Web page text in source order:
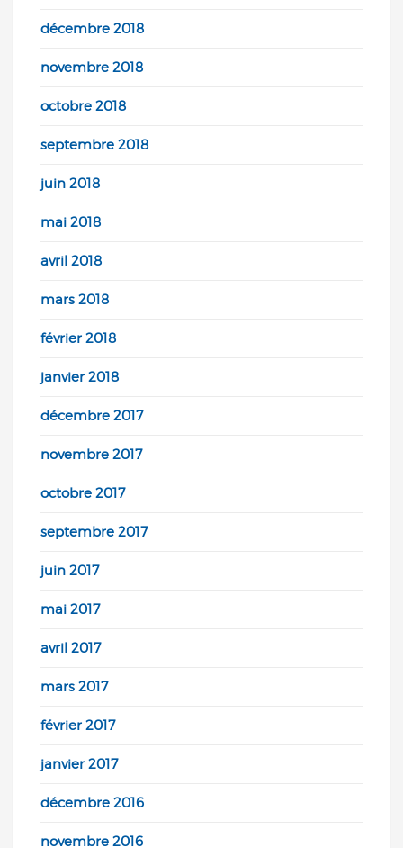
décembre 2018
novembre 2018
octobre 2018
septembre 2018
juin 2018
mai 2018
avril 2018
mars 2018
février 2018
janvier 2018
décembre 2017
novembre 2017
octobre 2017
septembre 2017
juin 2017
mai 2017
avril 2017
mars 2017
février 2017
janvier 2017
décembre 2016
novembre 2016